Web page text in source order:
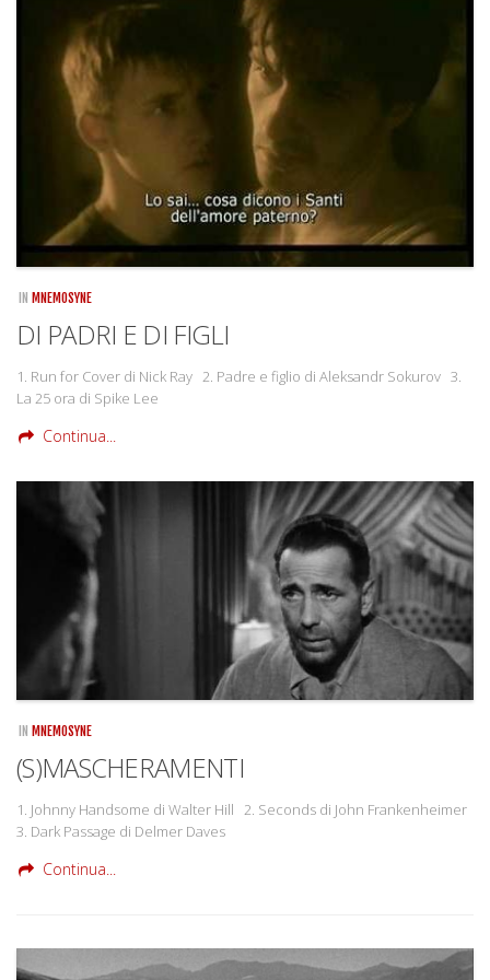
Copertine
Come eravamo
Mnemosyne
IN MNEMOSYNE
DI PADRI E DI FIGLI
1. Run for Cover di Nick Ray 2. Padre e figlio di Aleksandr Sokurov 3.
La 25 ora di Spike Lee
Continua...
IN MNEMOSYNE
(S)MASCHERAMENTI
1. Johnny Handsome di Walter Hill 2. Seconds di John Frankenheimer
3. Dark Passage di Delmer Daves
Continua...